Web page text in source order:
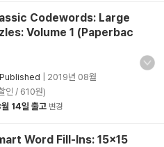
Codewords: Large
Volume 1 (Paperbac
2019년 08월
인 / 610원)
14일 출고 변경
Word Fill-Ins: 15x15